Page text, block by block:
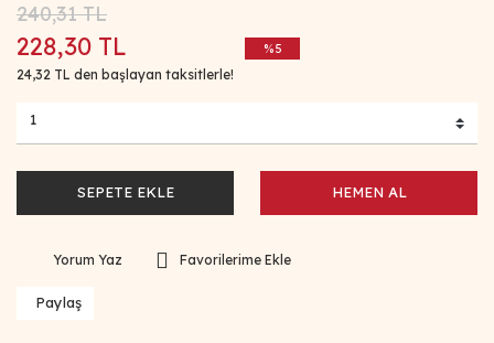
240,31 TL
228,30 TL
24,32 TL den başlayan taksitlerle!
%5
SEPETE EKLE HEMEN AL
Yorum Yaz
Paylaş